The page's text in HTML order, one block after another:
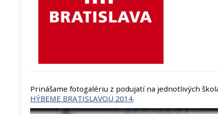
Prinášame fotogalériu z podujatí na jednotlivých
HÝBEME BRATISLAVOU 2014.